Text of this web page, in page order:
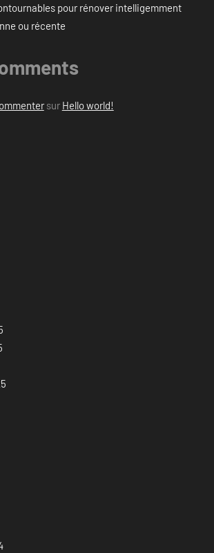
pour rénover intelligemment
ou récente
sur Hello world!